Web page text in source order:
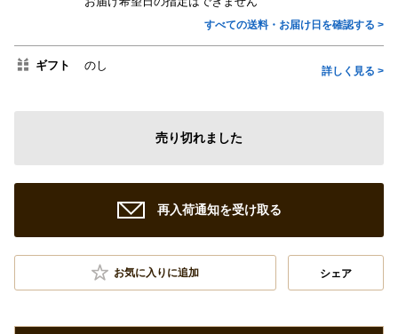
すべての送料・お届け日を確認する >
ギフト のし 詳しく見る >
売り切れました
再入荷通知を受け取る
お気に入りに追加 シェア